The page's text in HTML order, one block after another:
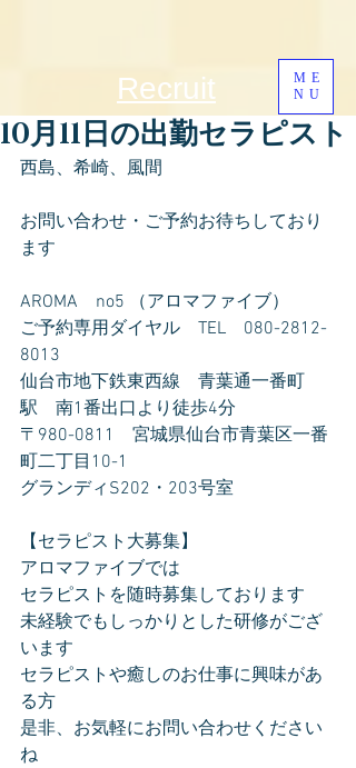
ME
NU
Recruit
10月11日の出勤セラピスト
西島、希崎、風間
お問い合わせ・ご予約お待ちしており
ます
AROMA　no5 （アロマファイブ）
ご予約専用ダイヤル　TEL　080-2812-
8013
仙台市地下鉄東西線　青葉通一番町
駅　南1番出口より徒歩4分
〒980-0811　宮城県仙台市青葉区一番
町二丁目10-1
グランディS202・203号室
【セラピスト大募集】
アロマファイブでは
セラピストを随時募集しております
未経験でもしっかりとした研修がござ
います
セラピストや癒しのお仕事に興味があ
る方
是非、お気軽にお問い合わせください
ね